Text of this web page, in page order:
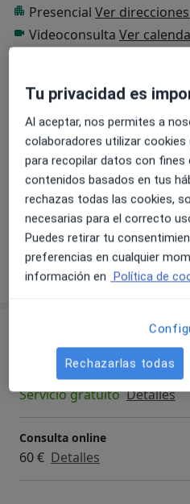
Presencial Ver
Videoconsulta Ver
Ver galería (18)
Mostrar
Visita Medicina Estética y
Cosmética
Servicio gratuito Detalles
Consulta online
60 € Detalles
Tu privacidad es
Al aceptar, nos permites a
colaboradores utilizar
para recopilar datos con
contenidos basados en tus
rechazas todas las cookies,
necesarias para el correcto
Puedes retirar tu
preferencias en cualquier
información en Política de
Rechazarlas todas